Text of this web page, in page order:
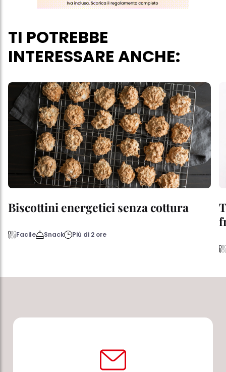
TI POTREBBE
INTERESSARE ANCHE:
Biscottini energetici senza cottura
Facile Snack Più di 2 ore